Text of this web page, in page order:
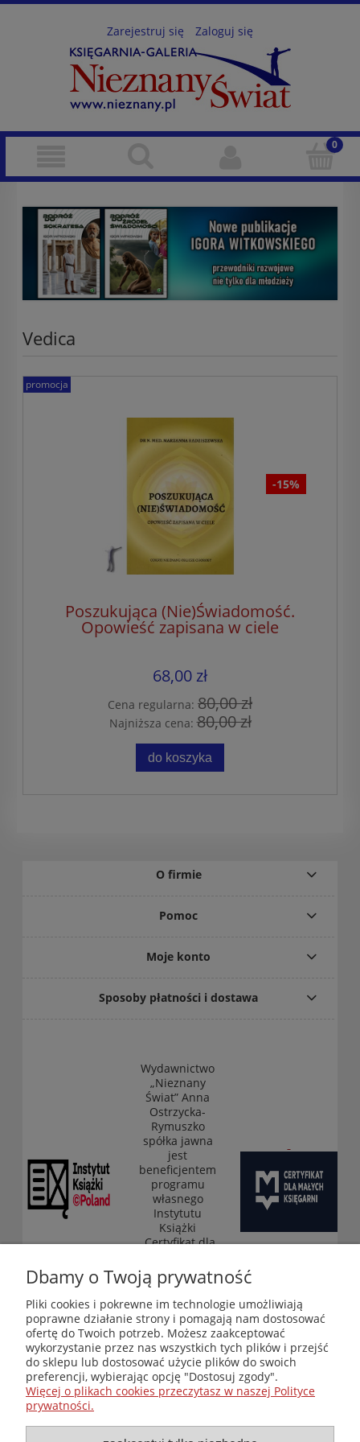
Zarejestruj się Zaloguj się
Vedica
-15%
Poszukująca (Nie)Świadomość.
Opowieść zapisana w ciele
68,00 zł
Cena regularna: 80,00 zł
Najniższa cena:80,00 zł
do koszyka
promocja
O firmie
Pomoc
Moje konto
Sposoby płatności i dostawa
Wydawnictwo
„Nieznany
Świat” Anna
Ostrzycka-
Rymuszko
spółka jawna
jest
beneficjentem
programu
własnego
Instytutu
Książki
„Certyfikat dla
księgarni”
(edycja 2025-
2026)
Księgarnia-Galeria "Nieznany Świat" - internetowy sklep
ezoteryczny online
Zapraszamy również do odwiedzenia naszej księgarni
stacjonarnej przy ul. Kredytowej 2 w Warszawie
© Copyright 2014-2026 Wydawnictwo "Nieznany Świat"
Wszelkie prawa zastrzeżone
Dbamy o Twoją prywatność
Pliki cookies i pokrewne im technologie umożliwiają
poprawne działanie strony i pomagają nam dostosować
ofertę do Twoich potrzeb. Możesz zaakceptować
wykorzystanie przez nas wszystkich tych plików i przejść
do sklepu lub dostosować użycie plików do swoich
preferencji, wybierając opcję "Dostosuj zgody".
Więcej o plikach cookies przeczytasz w naszej Polityce
prywatności.